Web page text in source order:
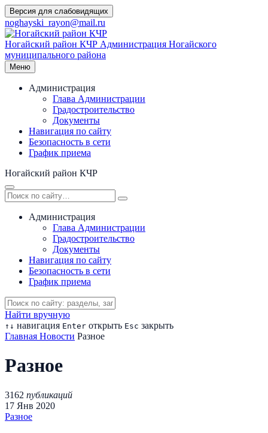
Перейти
к
содержимому
Версия для слабовидящих
noghayski_rayon@mail.ru
Ногайский район КЧР Администрация Ногайского
муниципального района
Меню
Администрация
Глава Администрации
Градостроительство
Документы
Навигация по сайту
Безопасность в сети
График приема
Ногайский район КЧР
Администрация
Глава Администрации
Градостроительство
Документы
Навигация по сайту
Безопасность в сети
График приема
Найти вручную
↑ ↓ навигация Enter открыть Esc закрыть
Главная Новости Разное
Разное
3162 публикаций
17 Янв 2020
Разное